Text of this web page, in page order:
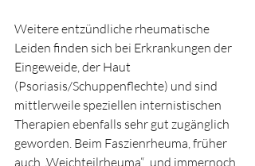
Weitere entzündliche rheumatische
Leiden finden sich bei Erkrankungen der
Eingeweide, der Haut
(Psoriasis/Schuppenflechte) und sind
mittlerweile speziellen internistischen
Therapien ebenfalls sehr gut zugänglich
geworden. Beim Faszienrheuma, früher
auch „Weichteilrheuma“,  und immernoch